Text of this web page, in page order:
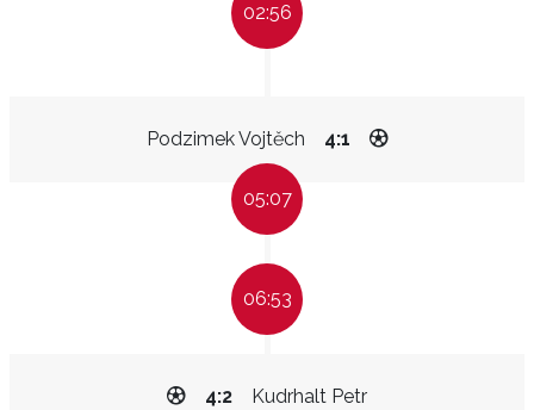
02:56
Podzimek Vojtěch 4:1
05:07
06:53
Kudrhalt Petr
4:2